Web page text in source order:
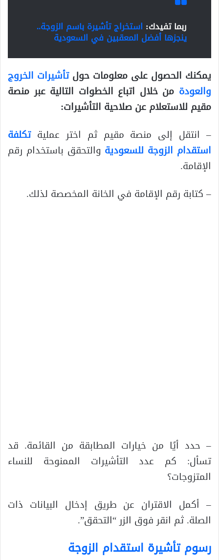
ربما تفيدك: استخراج تأشيرة باسم الزوجة..
ينجزها أفضل المعقبين في السعودية
يمكنك الحصول على معلومات حولتأشيرات الخروج
والعودة من خلال اتباع الخطوات التالية عبر منصة
مقيم للاستعلام عن صلاحية التأشيرات:
– انتقل إلى منصة مقيم ثم اختر عملية تكلفة
استقدام الزوجة للسعودية والتحقق باستخدام رقم
الإقامة.
– كتابة رقم الإقامة في الخانة المخصصة لذلك.
– حدد أيًا من خيارات المطابقة من القائمة. قد
تسأل: كم عدد التأشيرات الممنوحة للنساء
المتزوجات؟
– أكمل الاقتران عن طريق إدخال البيانات ذات
الصلة. ثم انقر فوق الزر “التحقق”.
رسوم تأشيرة استقدام الزوجة